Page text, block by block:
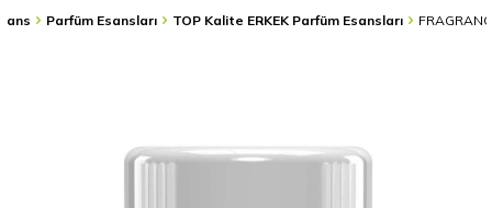
Parfüm Esansları TOP Kalite ERKEK Parfüm Esansları